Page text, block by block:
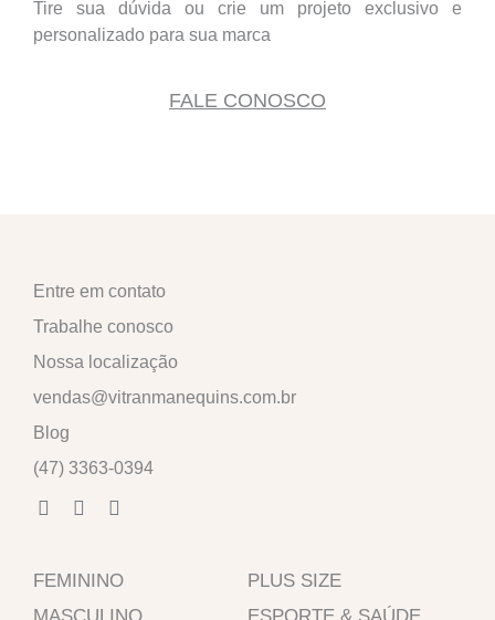
Tire sua dúvida ou crie um projeto exclusivo e
personalizado para sua marca
FALE CONOSCO
FEMININO
PLUS SIZE
Entre em contato
Trabalhe conosco
Nossa localização
vendas@vitranmanequins.com.br
Blog
(47) 3363-0394
F
a
b
I
n
a
W
h
s